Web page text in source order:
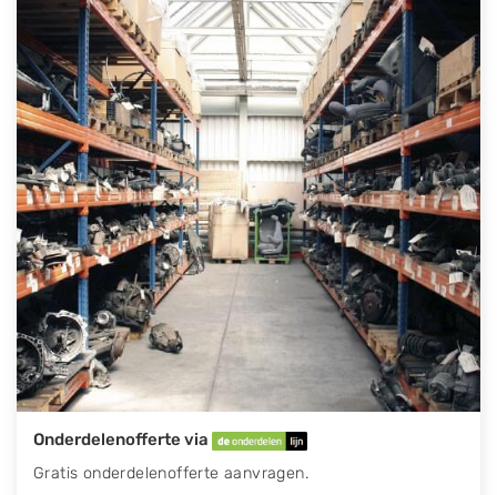
Onderdelenofferte via
Gratis onderdelenofferte aanvragen.